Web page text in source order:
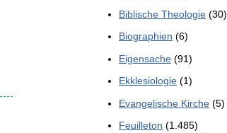
Biblische Theologie (30)
Biographien (6)
Eigensache (91)
Ekklesiologie (1)
Evangelische Kirche (5)
Feuilleton (1.485)